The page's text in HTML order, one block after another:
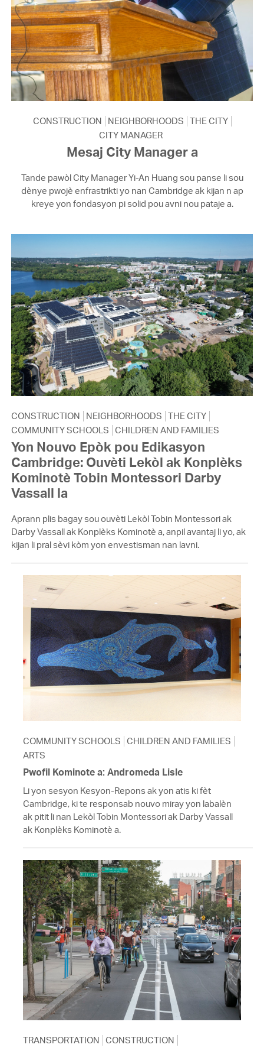
CONSTRUCTION NEIGHBORHOODS THE CITY
CITY MANAGER
Mesaj City Manager a
Tande pawòl City Manager Yi-An Huang sou panse li sou
dènye pwojè enfrastrikti yo nan Cambridge ak kijan n ap
kreye yon fondasyon pi solid pou avni nou pataje a.
CONSTRUCTION NEIGHBORHOODS THE CITY
COMMUNITY SCHOOLS CHILDREN AND FAMILIES
Yon Nouvo Epòk pou Edikasyon
Cambridge: Ouvèti Lekòl ak Konplèks
Kominotè Tobin Montessori Darby
Vassall la
Aprann plis bagay sou ouvèti Lekòl Tobin Montessori ak
Darby Vassall ak Konplèks Kominotè a, anpil avantaj li yo, ak
kijan li pral sèvi kòm yon envestisman nan lavni.
COMMUNITY SCHOOLS CHILDREN AND FAMILIES
ARTS
Pwofil Kominote a: Andromeda Lisle
Li yon sesyon Kesyon-Repons ak yon atis ki fèt
Cambridge, ki te responsab nouvo miray yon labalèn
ak pitit li nan Lekòl Tobin Montessori ak Darby Vassall
ak Konplèks Kominotè a.
TRANSPORTATION CONSTRUCTION